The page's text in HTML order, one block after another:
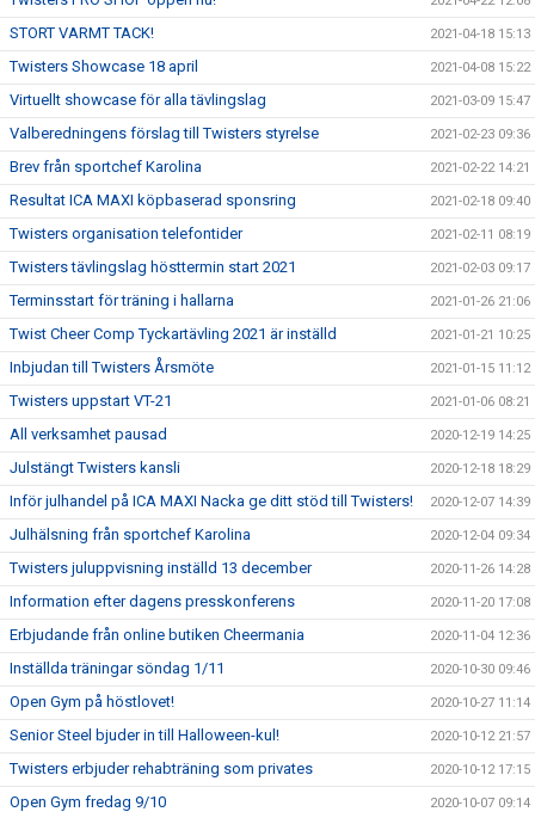
STORT VARMT TACK! 2021-04-18 15:13
Twisters Showcase 18 april 2021-04-08 15:22
Virtuellt showcase för alla tävlingslag 2021-03-09 15:47
Valberedningens förslag till Twisters styrelse 2021-02-23 09:36
Brev från sportchef Karolina 2021-02-22 14:21
Resultat ICA MAXI köpbaserad sponsring 2021-02-18 09:40
Twisters organisation telefontider 2021-02-11 08:19
Twisters tävlingslag hösttermin start 2021 2021-02-03 09:17
Terminsstart för träning i hallarna 2021-01-26 21:06
Twist Cheer Comp Tyckartävling 2021 är inställd 2021-01-21 10:25
Inbjudan till Twisters Årsmöte 2021-01-15 11:12
Twisters uppstart VT-21 2021-01-06 08:21
All verksamhet pausad 2020-12-19 14:25
Julstängt Twisters kansli 2020-12-18 18:29
Inför julhandel på ICA MAXI Nacka ge ditt stöd till Twisters! 2020-12-07 14:39
Julhälsning från sportchef Karolina 2020-12-04 09:34
Twisters juluppvisning inställd 13 december 2020-11-26 14:28
Information efter dagens presskonferens 2020-11-20 17:08
Erbjudande från online butiken Cheermania 2020-11-04 12:36
Inställda träningar söndag 1/11 2020-10-30 09:46
Open Gym på höstlovet! 2020-10-27 11:14
Senior Steel bjuder in till Halloween-kul! 2020-10-12 21:57
Twisters erbjuder rehabträning som privates 2020-10-12 17:15
Open Gym fredag 9/10 2020-10-07 09:14